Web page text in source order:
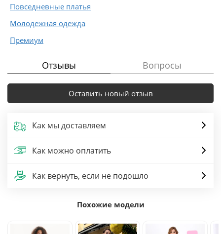
Повседневные платья
Молодежная одежда
Премиум
Отзывы Вопросы
Оставить новый отзыв
Как мы доставляем
Как можно оплатить
Как вернуть, если не подошло
Похожие модели